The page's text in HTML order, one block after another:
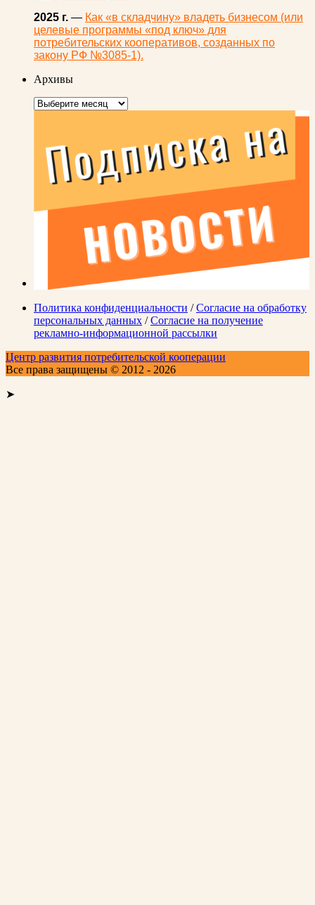
2025 г. — Как «в складчину» владеть бизнесом (или
целевые программы «под ключ» для
потребительских кооперативов, созданных по
закону РФ №3085-1).
Архивы
Архивы
Политика конфиденциальности /Согласие на обработку
персональных данных /Согласие на получение
рекламно-информационной рассылки
Центр развития потребительской кооперации
Все права защищены © 2012 - 2026
➤